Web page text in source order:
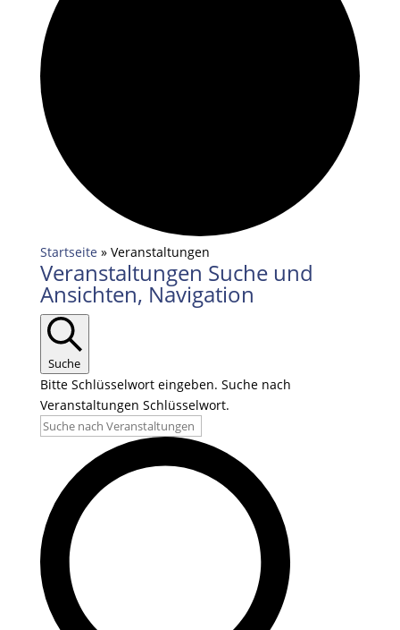
Startseite » Veranstaltungen
Veranstaltungen Suche und
Ansichten, Navigation
Suche
Bitte Schlüsselwort eingeben. Suche nach
Veranstaltungen Schlüsselwort.